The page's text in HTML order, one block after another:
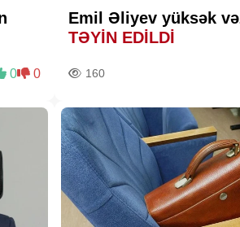
MÜHÜM AÇIQLAMA
07 Avqust 2026 17:37
kredit
verilirmi?
Dağ havası orqanizmə nə
Terapevt mühüm
faydaları açıqladı
07 Avqust 2026 17:15
Rəhbərin “öz ərizənlə çıx”
hədəsi –
Məhkəmədə sübut
0 0
Emil Əliyev yüksək
TƏYİN EDİLDİ
160